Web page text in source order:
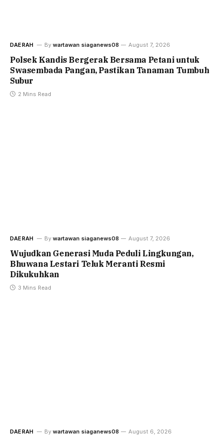
DAERAH By wartawan siaganews08 August 7, 2026
Polsek Kandis Bergerak Bersama Petani untuk
Swasembada Pangan, Pastikan Tanaman Tumbuh
Subur
2 Mins Read
DAERAH By wartawan siaganews08 August 7, 2026
Wujudkan Generasi Muda Peduli Lingkungan,
Bhuwana Lestari Teluk Meranti Resmi
Dikukuhkan
3 Mins Read
DAERAH By wartawan siaganews08 August 6, 2026